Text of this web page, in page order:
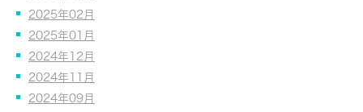
2025年02月
2025年01月
2024年12月
2024年11月
2024年09月